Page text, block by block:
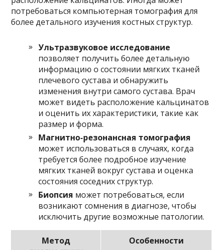
потребоваться компьютерная томография для
более детального изучения костных структур.
Ультразвуковое исследование
позволяет получить более детальную
информацию о состоянии мягких тканей
плечевого сустава и обнаружить
изменения внутри самого сустава. Врач
может видеть расположение кальцинатов
и оценить их характеристики, такие как
размер и форма.
Магнитно-резонансная томография
может использоваться в случаях, когда
требуется более подробное изучение
мягких тканей вокруг сустава и оценка
состояния соседних структур.
Биопсия может потребоваться, если
возникают сомнения в диагнозе, чтобы
исключить другие возможные патологии.
Метод
Особенности